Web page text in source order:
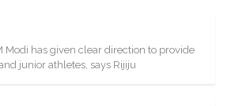
Modi has given clear direction to provide
junior athletes, says Rijiju